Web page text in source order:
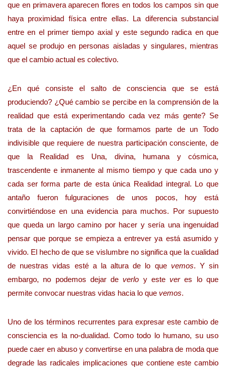
que en primavera aparecen flores en todos los campos sin que
haya proximidad física entre ellas. La diferencia substancial
entre en el primer tiempo axial y este segundo radica en que
aquel se produjo en personas aisladas y singulares, mientras
que el cambio actual es colectivo.
¿En qué consiste el salto de consciencia que se está
produciendo? ¿Qué cambio se percibe en la comprensión de la
realidad que está experimentando cada vez más gente? Se
trata de la captación de que formamos parte de un Todo
indivisible que requiere de nuestra participación consciente, de
que la Realidad es Una, divina, humana y cósmica,
trascendente e inmanente al mismo tiempo y que cada uno y
cada ser forma parte de esta única Realidad integral. Lo que
antaño fueron fulguraciones de unos pocos, hoy está
convirtiéndose en una evidencia para muchos. Por supuesto
que queda un largo camino por hacer y sería una ingenuidad
pensar que porque se empieza a entrever ya está asumido y
vivido. El hecho de que se vislumbre no significa que la cualidad
de nuestras vidas esté a la altura de lo que vemos. Y sin
embargo, no podemos dejar de verlo y este veres lo que
permite convocar nuestras vidas hacia lo que vemos.
Uno de los términos recurrentes para expresar este cambio de
consciencia es la no-dualidad. Como todo lo humano, su uso
puede caer en abuso y convertirse en una palabra de moda que
degrade las radicales implicaciones que contiene este cambio